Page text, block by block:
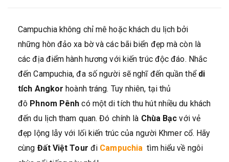
Campuchia không chỉ mê hoặc khách du lịch bởi
những hòn đảo xa bờ và các bãi biển đẹp mà còn là
các địa điểm hành hương với kiến trúc độc đáo. Nhắc
đến Campuchia, đa số người sẽ nghĩ đến quần thể di
tích Angkor hoành tráng. Tuy nhiên, tại thủ
đô Phnom Pênhcó một di tích thu hút nhiều du khách
đến du lịch tham quan. Đó chính là Chùa Bạc với vẻ
đẹp lộng lẫy với lối kiến trúc của người Khmer cổ. Hãy
cùng Đất Việt Tour đi Campuchia tìm hiểu về ngôi